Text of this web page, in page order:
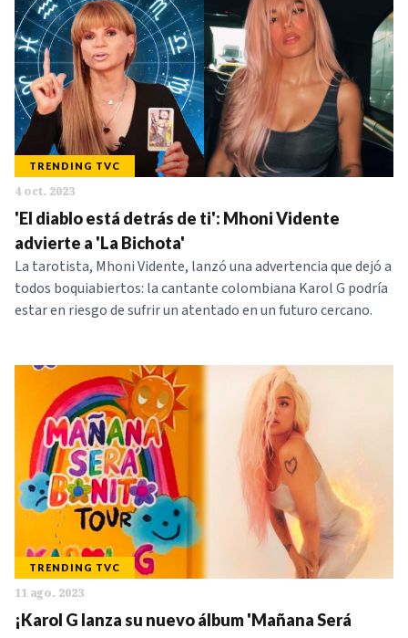
TRENDING TVC
4 oct. 2023
'El diablo está detrás de ti': Mhoni Vidente
advierte a 'La Bichota'
La tarotista, Mhoni Vidente, lanzó una advertencia que dejó a
todos boquiabiertos: la cantante colombiana Karol G podría
estar en riesgo de sufrir un atentado en un futuro cercano.
TRENDING TVC
11 ago. 2023
¡Karol G lanza su nuevo álbum 'Mañana Será